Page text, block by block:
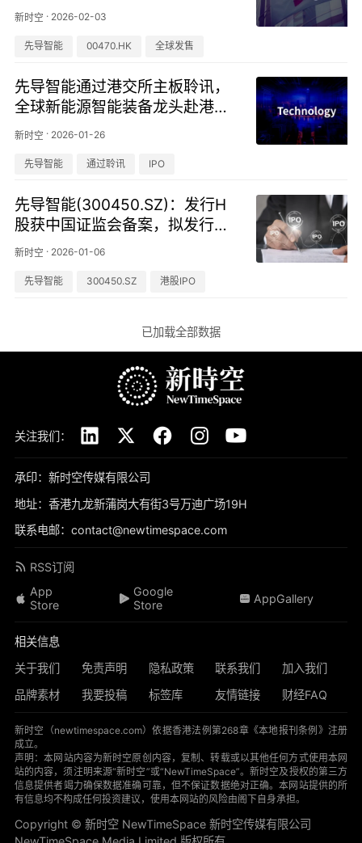
新时空 · 2026-02-03
先导智能 00470.HK 全球发售
先导智能通过港交所主板聆讯，
全球新能源智能装备龙头赴港上
市
新时空 · 2026-01-26
先导智能 通过聆讯 IPO
先导智能(300450.SZ)：发行H
股获中国证监会备案，拟发行不
超2亿股境外上市股份
新时空 · 2026-01-06
先导智能 300450.SZ 港股IPO
已加载全部数据
关注我们：
承印：新时空传媒有限公司
地址：香港九龙新蒲岗大有街3号万迪广场19H
联系电邮：contact@newtimespace.com
RSS订阅
App
Store
Google
Store
AppGallery
相关信息
关于我们
免责声明 隐私政策 联系我们
加入我们
品牌素材
我要投稿 标签库 友情链接 财经FAQ
新时空（newtimespace.com）依据香港法例第268章《本地报刊条例》注册
成立。
声明：本网站内容为新时空原创内容，复制、转载或以其他任何方式使用本网
站的内容，须注明来源“新时空”或“NewTimeSpace”。新时空及授权的第三方
信息提供者竭力确保数据准确可靠，但不保证数据绝对正确。本网站提供的所
有信息均不构成任何投资建议，使用本网站的风险由阁下自身承担。
Copyright © 新时空 ‌NewTimeSpace 新时空传媒有限公司